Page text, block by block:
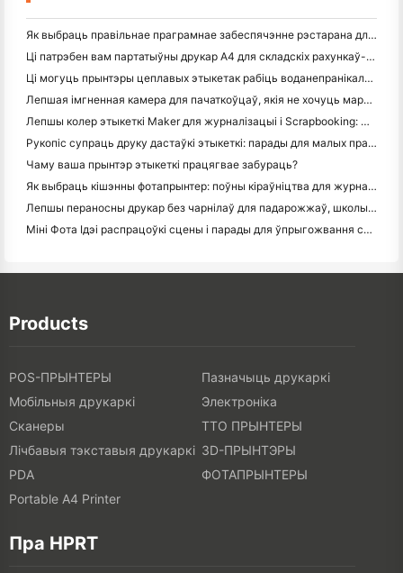
Як выбраць правільнае праграмнае забеспячэнне рэстарана для вашага маленькага або сярэдняга рэстарана
Ці патрэбен вам партатыўны друкар A4 для складскіх рахункаў-фактур? Што на самай справе працуе
Ці могуць прынтэры цеплавых этыкетак рабіць воданепранікальныя этыкеткі для прадуктаў малога бізнесу?
Лепшая імгненная камера для пачаткоўцаў, якія не хочуць марнаваць паперу
Лепшы колер этыкеткі Maker для журналізацыі і Scrapbooking: Дадаць больш колеру на кожную старонку
Рукопіс супраць друку дастаўкі этыкеткі: парады для малых прадпрыемстваў у 2026 годзе
Чаму ваша прынтэр этыкеткі працягвае забураць?
Як выбраць кішэнны фотапрынтер: поўны кіраўніцтва для журналістаў, падарожжаў і карыстальнікаў iPhone
Лепшы пераносны друкар без чарнілаў для падарожжаў, школы і мабільнай працы: Hanin MT620 Pro Review
Міні Фота Ідэі распрацоўкі сцены і парады для ўпрыгожвання спальні і спальні
Products
POS-ПРЫНТЕРЫ
Пазначыць друкаркі
Мобільныя друкаркі
Электроніка
Сканеры
ТТО ПРЫНТЕРЫ
Лічбавыя тэкставыя друкаркі 3D-ПРЫНТЭРЫ
PDA
ФОТАПРЫНТЕРЫ
Portable A4 Printer
Пра HPRT